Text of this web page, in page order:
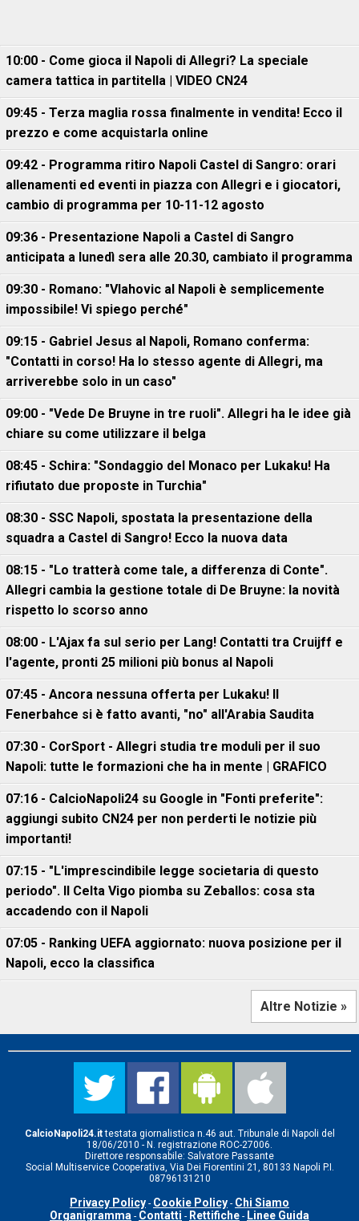
10:00 - Come gioca il Napoli di Allegri? La speciale
camera tattica in partitella | VIDEO CN24
09:45 - Terza maglia rossa finalmente in vendita! Ecco il
prezzo e come acquistarla online
09:42 - Programma ritiro Napoli Castel di Sangro: orari
allenamenti ed eventi in piazza con Allegri e i giocatori,
cambio di programma per 10-11-12 agosto
09:36 - Presentazione Napoli a Castel di Sangro
anticipata a lunedì sera alle 20.30, cambiato il programma
09:30 - Romano: "Vlahovic al Napoli è semplicemente
impossibile! Vi spiego perché"
09:15 - Gabriel Jesus al Napoli, Romano conferma:
"Contatti in corso! Ha lo stesso agente di Allegri, ma
arriverebbe solo in un caso"
09:00 - "Vede De Bruyne in tre ruoli". Allegri ha le idee già
chiare su come utilizzare il belga
08:45 - Schira: "Sondaggio del Monaco per Lukaku! Ha
rifiutato due proposte in Turchia"
08:30 - SSC Napoli, spostata la presentazione della
squadra a Castel di Sangro! Ecco la nuova data
08:15 - "Lo tratterà come tale, a differenza di Conte".
Allegri cambia la gestione totale di De Bruyne: la novità
rispetto lo scorso anno
08:00 - L'Ajax fa sul serio per Lang! Contatti tra Cruijff e
l'agente, pronti 25 milioni più bonus al Napoli
07:45 - Ancora nessuna offerta per Lukaku! Il
Fenerbahce si è fatto avanti, "no" all'Arabia Saudita
07:30 - CorSport - Allegri studia tre moduli per il suo
Napoli: tutte le formazioni che ha in mente | GRAFICO
07:16 - CalcioNapoli24 su Google in "Fonti preferite":
aggiungi subito CN24 per non perderti le notizie più
importanti!
07:15 - "L'imprescindibile legge societaria di questo
periodo". Il Celta Vigo piomba su Zeballos: cosa sta
accadendo con il Napoli
07:05 - Ranking UEFA aggiornato: nuova posizione per il
Napoli, ecco la classifica
Altre Notizie »
CalcioNapoli24.ittestata giornalistica n.46 aut. Tribunale di Napoli del
18/06/2010 - N. registrazione ROC-27006.
Direttore responsabile: Salvatore Passante
Social Multiservice Cooperativa, Via Dei Fiorentini 21, 80133 Napoli P.I.
08796131210
Privacy Policy - Cookie Policy - Chi Siamo
Organigramma - Contatti - Rettifiche - Linee Guida